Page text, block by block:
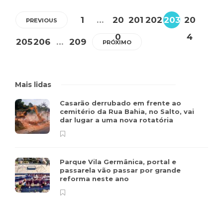
PREVIOUS 1 …
20
0
201 202203 20
4
205206 … 209 PRÓXIMO
Mais lidas
Casarão derrubado em frente ao
cemitério da Rua Bahia, no Salto, vai
dar lugar a uma nova rotatória
Parque Vila Germânica, portal e
passarela vão passar por grande
reforma neste ano